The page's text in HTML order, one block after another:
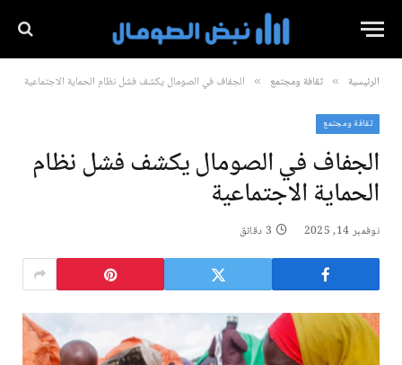
الرئيسية » ثقافة ومجتمع » الجفاف في الصومال يكشف فشل نظام الحماية الاجتماعية
ثقافة ومجتمع
الجفاف في الصومال يكشف فشل نظام
الحماية الاجتماعية
نوفمبر 14, 2025 3 دقائق